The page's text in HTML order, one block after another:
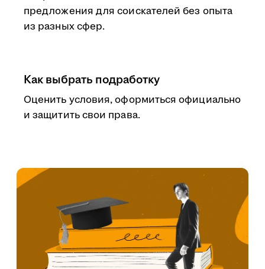
предложения для соискателей без опыта
из разных сфер.
Как выбрать подработку
Оценить условия, оформиться официально
и защитить свои права.